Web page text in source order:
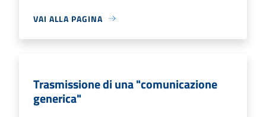
VAI ALLA PAGINA
Trasmissione di una "comunicazione
generica"